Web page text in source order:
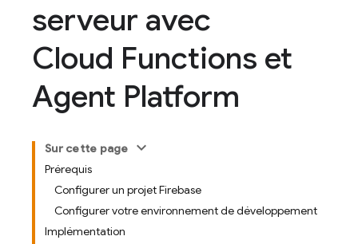
serveur avec
Cloud Functions et
Agent Platform
Sur cette page
Prérequis
Configurer un projet Firebase
Configurer votre environnement de développement
Implémentation